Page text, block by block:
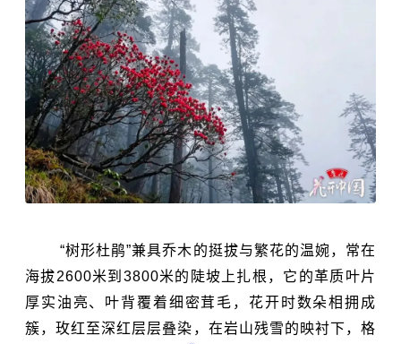
“树形杜鹃”兼具乔木的挺拔与繁花的温婉，常在
海拔2600米到3800米的陡坡上扎根，它的革质叶片
厚实油亮、叶背覆着细密茸毛，花开时数朵相拥成
簇，玫红至深红层层叠染，在岩山残雪的映衬下，格